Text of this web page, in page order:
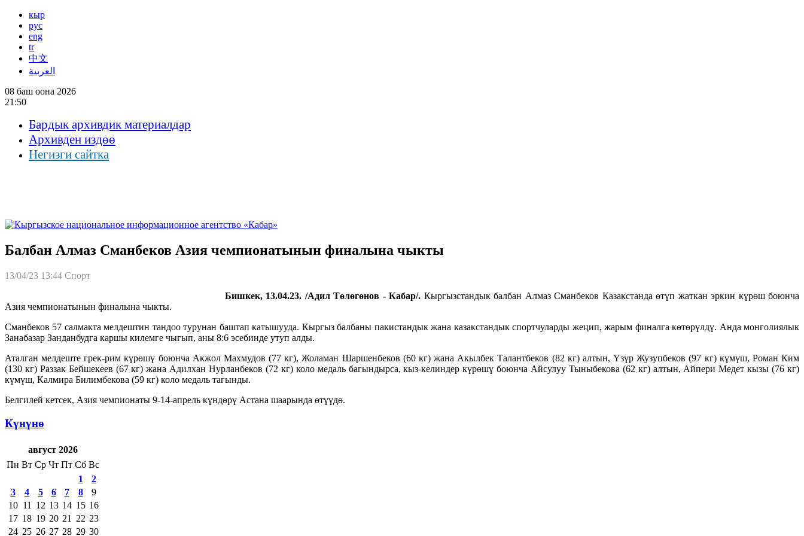
кыр
рус
eng
tr
中文
العربية
08 баш оона 2026
21:50
Бардык архивдик материалдар
Архивден издөө
Негизги сайтка
Балбан Алмаз Сманбеков Азия чемпионатынын финалына чыкты
13/04/23 13:44 Спорт
Бишкек, 13.04.23. /Адил Төлөгөнов - Кабар/. Кыргызстандык балбан Алмаз Сманбеков Казакстанда өтүп жаткан эркин күрөш боюнча
Азия чемпионатынын финалына чыкты.
Сманбеков 57 салмакта мелдештин тандоо турунан баштап катышууда. Кыргыз балбаны пакистандык жана казакстандык спортчуларды жеңип, жарым финалга көтөрүлдү. Анда монголиялык
Занабазар Занданбудга каршы килемге чыгып, аны 8:6 эсебинде утуп алды.
Аталган мелдеште грек-рим күрөшү боюнча Акжол Махмудов (77 кг), Жоламан Шаршенбеков (60 кг) жана Акылбек Талантбеков (82 кг) алтын, Үзүр Жузупбеков (97 кг) күмүш, Роман Ким
(130 кг) Раззак Бейшекеев (67 кг) жана Адилхан Нурланбеков (72 кг) коло медаль багындырса, кыз-келиндер күрөшү боюнча Айсулуу Тыныбекова (62 кг) алтын, Айпери Медет кызы (76 кг)
күмүш, Калмира Билимбекова (59 кг) коло медаль тагынды.
Белгилей кетсек, Азия чемпионаты 9-14-апрель күндөрү Астана шаарында өтүүдө.
Күнүнө
август 2026
Пн Вт Ср Чт Пт Сб Вс
1
2
3
4 5 6 7 8
9
10 11 12 13 14 15 16
17 18 19 20 21 22 23
24 25 26 27 28 29 30